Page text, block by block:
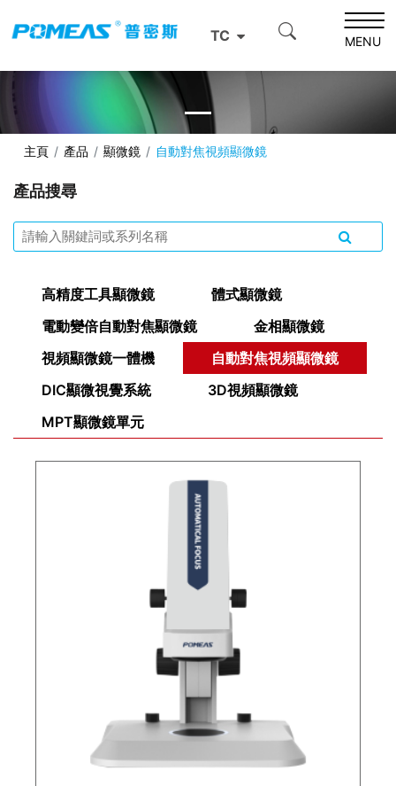
TC MENU
主頁 產品 顯微鏡 自動對焦視頻顯微鏡
產品搜尋
高精度工具顯微鏡
體式顯微鏡
電動變倍⾃動對焦顯微鏡
金相顯微鏡
視頻顯微鏡一體機
自動對焦視頻顯微鏡
DIC顯微視覺系統
3D視頻顯微鏡
MPT顯微鏡單元